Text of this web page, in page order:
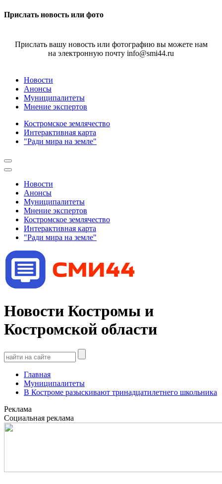
Прислать новость или фото
Прислать вашу новость или фотографию вы можете нам
на электронную почту info@smi44.ru
Новости
Анонсы
Муниципалитеты
Мнение экспертов
Костромское землячество
Интерактивная карта
"Ради мира на земле"
Новости
Анонсы
Муниципалитеты
Мнение экспертов
Костромское землячество
Интерактивная карта
"Ради мира на земле"
Новости Костромы и
Костромской области
Главная
Муниципалитеты
В Костроме разыскивают тринадцатилетнего школьника
Реклама
Социальная реклама